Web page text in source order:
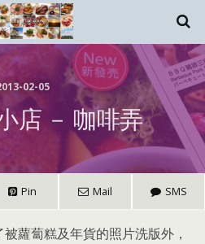
02-05
店 － 咖啡弄
Pin Mail SMS
蘿蔔糕及年貨的照片洗版外，